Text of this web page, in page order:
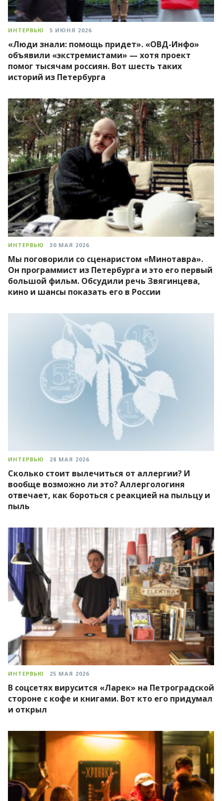
ИНТЕРВЬЮ 5 ИЮНЯ 2026
«Люди знали: помощь придет». «ОВД-Инфо»
объявили «экстремистами» — хотя проект
помог тысячам россиян. Вот шесть таких
историй из Петербурга
ИНТЕРВЬЮ 30 МАЯ 2026
Мы поговорили со сценаристом «Минотавра».
Он программист из Петербурга и это его первый
большой фильм. Обсудили речь Звягинцева,
кино и шансы показать его в России
ИНТЕРВЬЮ 28 МАЯ 2026
Сколько стоит вылечиться от аллергии? И
вообще возможно ли это? Аллергологиня
отвечает, как бороться с реакцией на пыльцу и
пыль
ИНТЕРВЬЮ 25 МАЯ 2026
В соцсетях вирусится «Ларек» на Петроградской
стороне с кофе и книгами. Вот кто его придумал
и открыл